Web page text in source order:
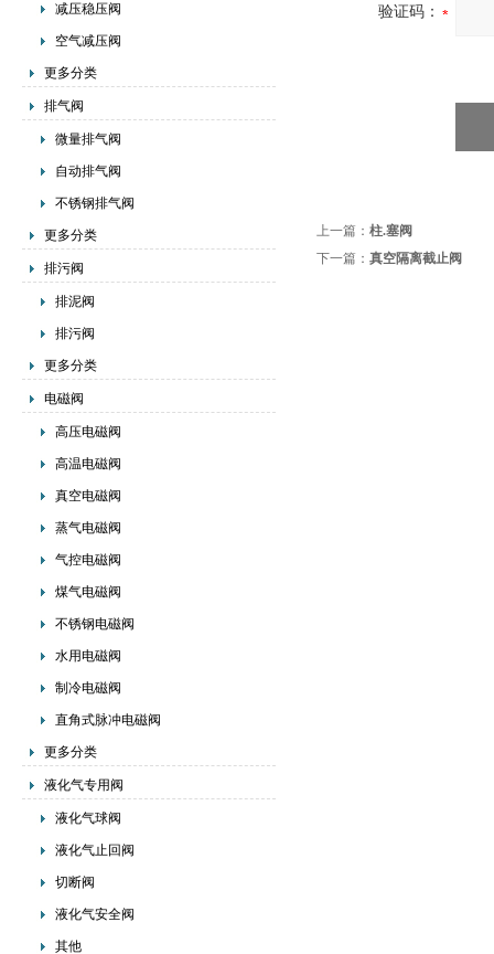
减压稳压阀
空气减压阀
更多分类
排气阀
微量排气阀
自动排气阀
不锈钢排气阀
更多分类
排污阀
排泥阀
排污阀
更多分类
电磁阀
高压电磁阀
高温电磁阀
真空电磁阀
蒸气电磁阀
气控电磁阀
煤气电磁阀
不锈钢电磁阀
水用电磁阀
制冷电磁阀
直角式脉冲电磁阀
更多分类
液化气专用阀
液化气球阀
液化气止回阀
切断阀
液化气安全阀
其他
验证码：
上一篇： 柱.塞阀
下一篇： 真空隔离截止阀